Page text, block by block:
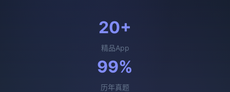
20+
精品App
99%
历年真题